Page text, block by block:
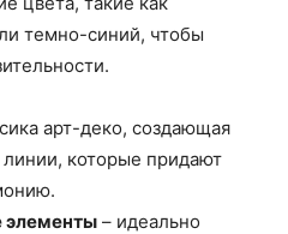
темно-синий, чтобы
арт-деко, создающая
которые придают
элементы – идеально